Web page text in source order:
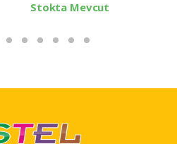
Stokta Mevcut